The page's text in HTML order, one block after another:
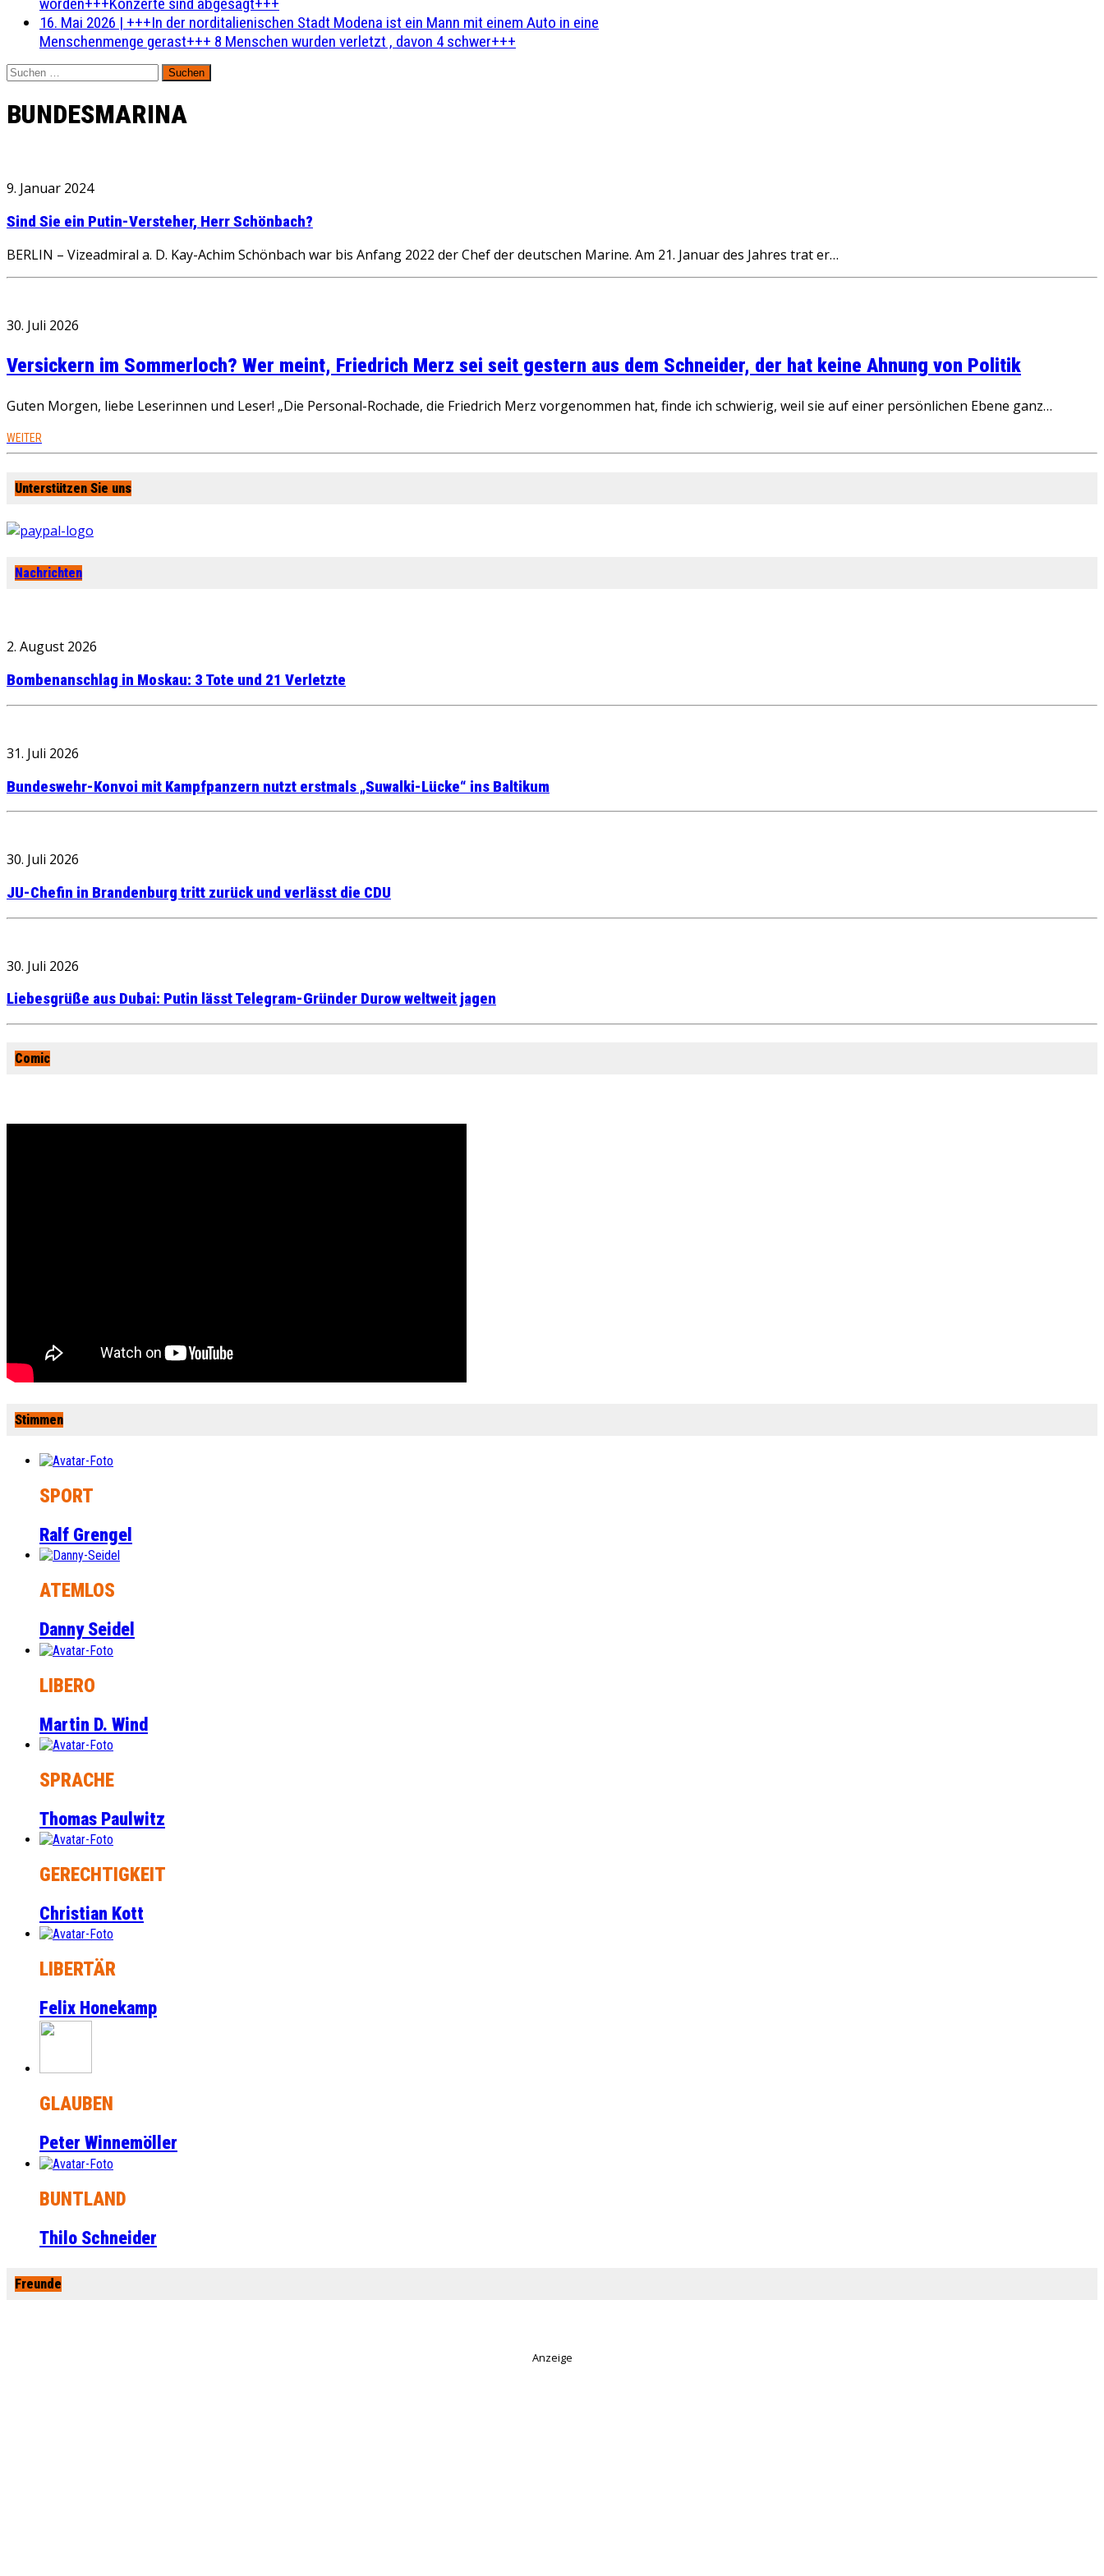
16. Mai 2026 | +++In der norditalienischen Stadt Modena ist ein Mann mit einem Auto in eine
Menschenmenge gerast+++ 8 Menschen wurden verletzt , davon 4 schwer+++
Suchen
nach:
BUNDESMARINA
9. Januar 2024
Sind Sie ein Putin-Versteher, Herr Schönbach?
BERLIN – Vizeadmiral a. D. Kay-Achim Schönbach war bis Anfang 2022 der Chef der deutschen Marine. Am 21. Januar des Jahres trat er…
30. Juli 2026
Versickern im Sommerloch? Wer meint, Friedrich Merz sei seit gestern aus dem Schneider, der hat keine Ahnung von Politik
Guten Morgen, liebe Leserinnen und Leser! „Die Personal-Rochade, die Friedrich Merz vorgenommen hat, finde ich schwierig, weil sie auf einer persönlichen Ebene ganz…
WEITER
Unterstützen Sie uns
Nachrichten
2. August 2026
Bombenanschlag in Moskau: 3 Tote und 21 Verletzte
31. Juli 2026
Bundeswehr-Konvoi mit Kampfpanzern nutzt erstmals „Suwalki-Lücke“ ins Baltikum
30. Juli 2026
JU-Chefin in Brandenburg tritt zurück und verlässt die CDU
30. Juli 2026
Liebesgrüße aus Dubai: Putin lässt Telegram-Gründer Durow weltweit jagen
Comic
Stimmen
SPORT
Ralf Grengel
ATEMLOS
Danny Seidel
LIBERO
Martin D. Wind
SPRACHE
Thomas Paulwitz
GERECHTIGKEIT
Christian Kott
LIBERTÄR
Felix Honekamp
GLAUBEN
Peter Winnemöller
BUNTLAND
Thilo Schneider
Freunde
Anzeige